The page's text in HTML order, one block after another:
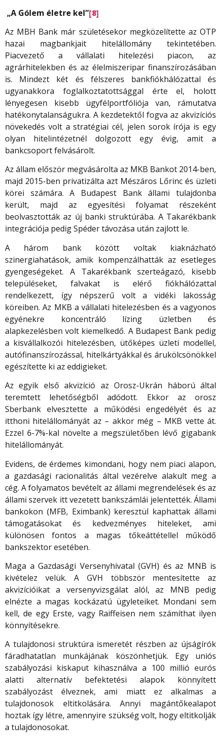
„A Gólem életre kel”[8]
Az MBH Bank már születésekor megközelítette az OTP
hazai magbankjait hitelállomány tekintetében.
Piacvezető a vállalati hitelezési piacon, az
agrárhitelekben és az élelmiszeripar finanszírozásában
is. Mindezt két és félszeres bankfiókhálózattal és
ugyanakkora foglalkoztatottsággal érte el, holott
lényegesen kisebb ügyfélportfóliója van, rámutatva
hatékonytalanságukra. A kezdetektől fogva az akvizíciós
növekedés volt a stratégiai cél, jelen sorok írója is egy
olyan hitelintézetnél dolgozott egy évig, amit a
bankcsoport felvásárolt.
Az állam először megvásárolta az MKB Bankot 2014-ben,
majd 2015-ben privatizálta azt Mészáros Lőrinc és üzleti
körei számára. A Budapest Bank állami tulajdonba
került, majd az egyesítési folyamat részeként
beolvasztották az új banki struktúrába. A Takarékbank
integrációja pedig Spéder távozása után zajlott le.
A három bank között voltak kiaknázható
szinergiahatások, amik kompenzálhatták az esetleges
gyengeségeket. A Takarékbank szerteágazó, kisebb
településeket, falvakat is elérő fiókhálózattal
rendelkezett, így népszerű volt a vidéki lakosság
köreiben. Az MKB a vállalati hitelezésben és a vagyonos
egyénekre koncentráló lízing üzletben és
alapkezelésben volt kiemelkedő. A Budapest Bank pedig
a kisvállalkozói hitelezésben, ütőképes üzleti modellel,
autófinanszírozással, hitelkártyákkal és árukölcsönökkel
egészítette ki az eddigieket.
Az egyik első akvizíció az Orosz-Ukrán háború által
teremtett lehetőségből adódott. Ekkor az orosz
Sberbank elvesztette a működési engedélyét és az
itthoni hitelállományát az – akkor még – MKB vette át.
Ezzel 6-7%-kal növelte a megszületőben lévő gigabank
hitelállományát.
Evidens, de érdemes kimondani, hogy nem piaci alapon,
a gazdasági racionalitás által vezérelve alakult meg a
cég. A folyamatos bevételt az állami megrendelések és az
állami szervek itt vezetett bankszámlái jelentették. Állami
bankokon (MFB, Eximbank) keresztül kaphattak állami
támogatásokat és kedvezményes hiteleket, ami
különösen fontos a magas tőkeáttétellel működő
bankszektor esetében.
Maga a Gazdasági Versenyhivatal (GVH) és az MNB is
kivételez velük. A GVH többször mentesítette az
akvizícióikat a versenyvizsgálat alól, az MNB pedig
elnézte a magas kockázatú ügyleteiket. Mondani sem
kell, de egy Erste, vagy Raiffeisen nem számíthat ilyen
könnyítésekre.
A tulajdonosi struktúra ismeretét részben az újságírók
fáradhatatlan munkájának köszönhetjük. Egy uniós
szabályozási kiskaput kihasználva a 100 millió eurós
alatti alternatív befektetési alapok könnyített
szabályozást élveznek, ami miatt ez alkalmas a
tulajdonosok eltitkolására. Annyi magántőkealapot
hoztak így létre, amennyire szükség volt, hogy eltitkolják
a tulajdonosokat.